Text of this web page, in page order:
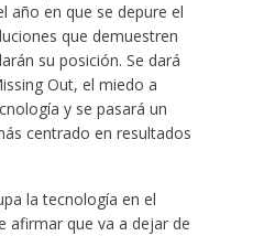
año en que se depure el
que demuestren
su posición. Se dará
Out, el miedo a
y se pasará un
centrado en resultados
la tecnología en el
afirmar que va a dejar de